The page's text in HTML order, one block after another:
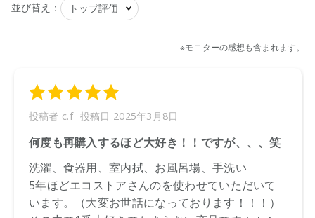
【プラマーク】
店舗でお問い合わせの際には、下記品番をお伝え下さい。
9420015000474
※通常はご注文より１～３営業日での発送となります。
商品によっては、お届けまで１～２週間かかる場合がござい
ますので予めご了承ください。